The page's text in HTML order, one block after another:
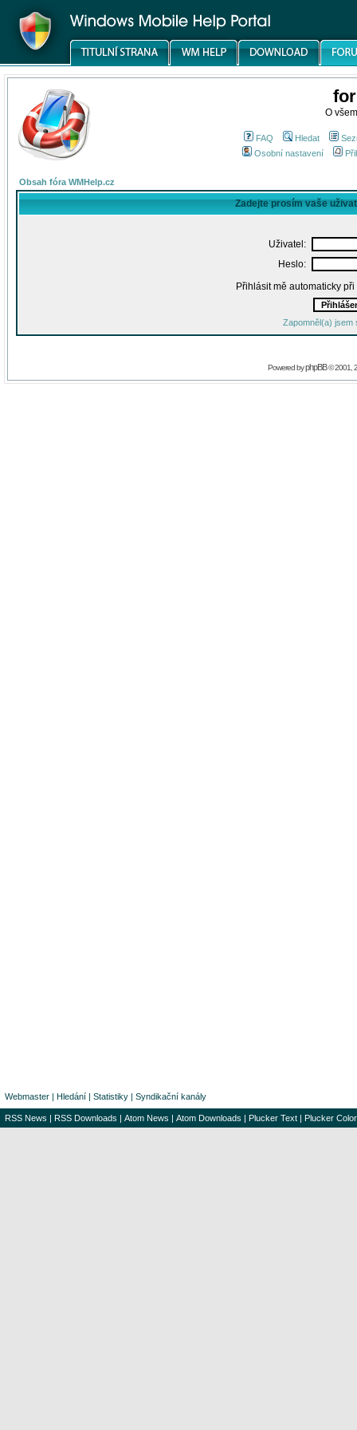
O
FAQ Hledat
Osobní nastavení
Obsah fóra WMHelp.cz
Zadejte prosím vaše
Uživatel:
Heslo:
Přihlásit mě automaticky
Zapomněl(a) jsem
Powered byphpBB© 2001,
Webmaster | Hledání | Statistiky | Syndikační kanály
RSS News | RSS Downloads | Atom News | Atom Downloads | Plucker Text | Plucker Color